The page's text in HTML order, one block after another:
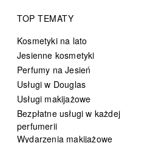
TOP TEMATY
Kosmetyki na lato
Jesienne kosmetyki
Perfumy na Jesień
Usługi w Douglas
Usługi makijażowe
Bezpłatne usługi w każdej
perfumerii
Wydarzenia makijażowe